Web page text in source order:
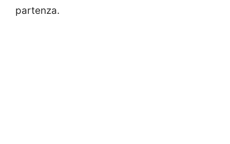
partenza.